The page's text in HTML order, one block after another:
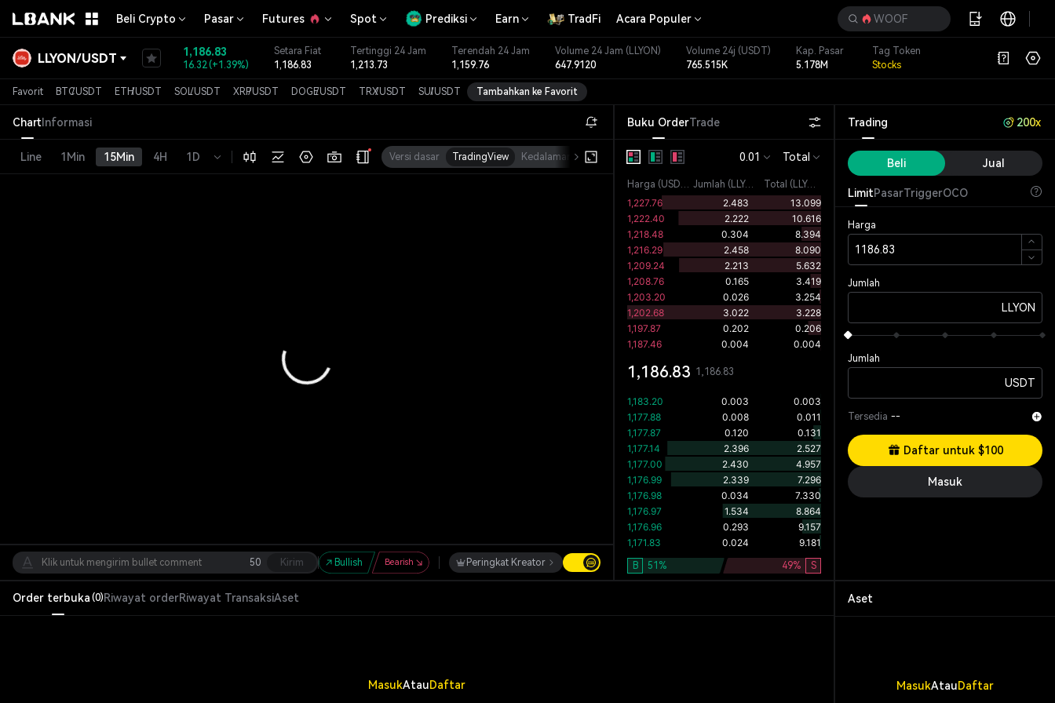
Beli Crypto Pasar Futures Spot Prediksi Earn TradFi Acara Populer WOOF
LLYON/USDT 1,186.83
16.32(+1.39%)
Setara Fiat
1,186.83
Tertinggi 24 Jam
1,213.73
Terendah 24 Jam
1,159.76
Volume 24 Jam (LLYON)
647.9120
Volume 24j (USDT)
765.515K
Kap. Pasar
5.178M
Tag Token
Stocks
Favorit BTC/USDT ETH/USDT SOL/USDT XRP/USDT DOGE/USDT TRX/USDT SUI/USDT Tambahkan ke Favorit
ChartInformasi
Line 1Min 15Min 4H 1D Versi dasar TradingView Kedalaman Kap. Pasar
50 Kirim Bullish Bearish Peringkat Kreator
Buku OrderTrade
0.01 Total
Harga (USDT ) Jumlah ( LLYON Total (LLYON)
1,186.83 1,186.83
B 51 % 49% S
Order terbuka (0) Riwayat orderRiwayat TransaksiAset
MasukAtauDaftar
Trading 200x
Beli Jual
LimitPasarTriggerOCO
Harga
Jumlah
LLYON
Jumlah
USDT
Tersedia --
Masuk
Daftar untuk $100
Aset
MasukAtauDaftar